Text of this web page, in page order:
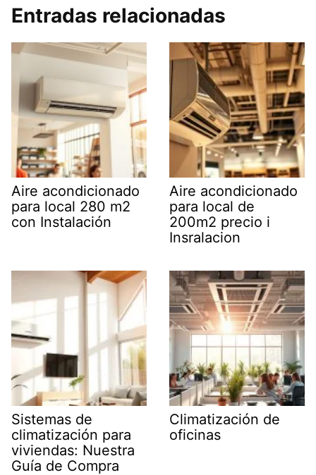
Entradas relacionadas
Aire acondicionado
para local 280 m2
con Instalación
Aire acondicionado
para local de
200m2 precio i
Insralacion
Sistemas de
climatización para
viviendas: Nuestra
Guía de Compra
Climatización de
oficinas